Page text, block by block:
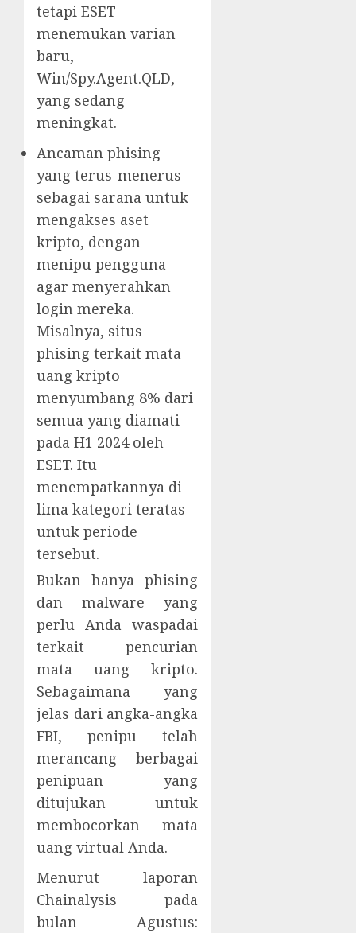
tetapi ESET
menemukan varian
baru,
Win/Spy.Agent.QLD,
yang sedang
meningkat.
Ancaman phising
yang terus-menerus
sebagai sarana untuk
mengakses aset
kripto, dengan
menipu pengguna
agar menyerahkan
login mereka.
Misalnya, situs
phising terkait mata
uang kripto
menyumbang 8% dari
semua yang diamati
pada H1 2024 oleh
ESET. Itu
menempatkannya di
lima kategori teratas
untuk periode
tersebut.
Bukan hanya phising
dan malware yang
perlu Anda waspadai
terkait pencurian
mata uang kripto.
Sebagaimana yang
jelas dari angka-angka
FBI, penipu telah
merancang berbagai
penipuan yang
ditujukan untuk
membocorkan mata
uang virtual Anda.
Menurut laporan
Chainalysis pada
bulan Agustus: